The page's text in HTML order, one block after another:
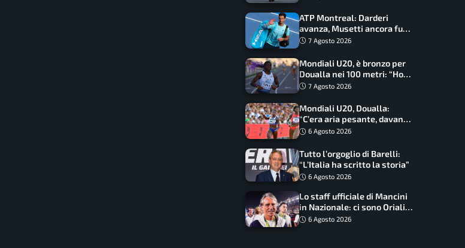
ATP Montreal: Darderi
avanza, Musetti ancora fuori
con Jodar
7 Agosto 2026
Mondiali U20, è bronzo per
Doualla nei 100 metri: “Ho
scacciato l’ansia”
7 Agosto 2026
Mondiali U20, Doualla:
“C’era aria pesante, davano
le mascherine! Finale? Non
6 Agosto 2026
Tutto l’orgoglio di Barelli:
“L’Italia ha scritto la storia”
6 Agosto 2026
Lo staff ufficiale di Mancini
in Nazionale: ci sono Oriali e
Bonucci, confermato un
6 Agosto 2026